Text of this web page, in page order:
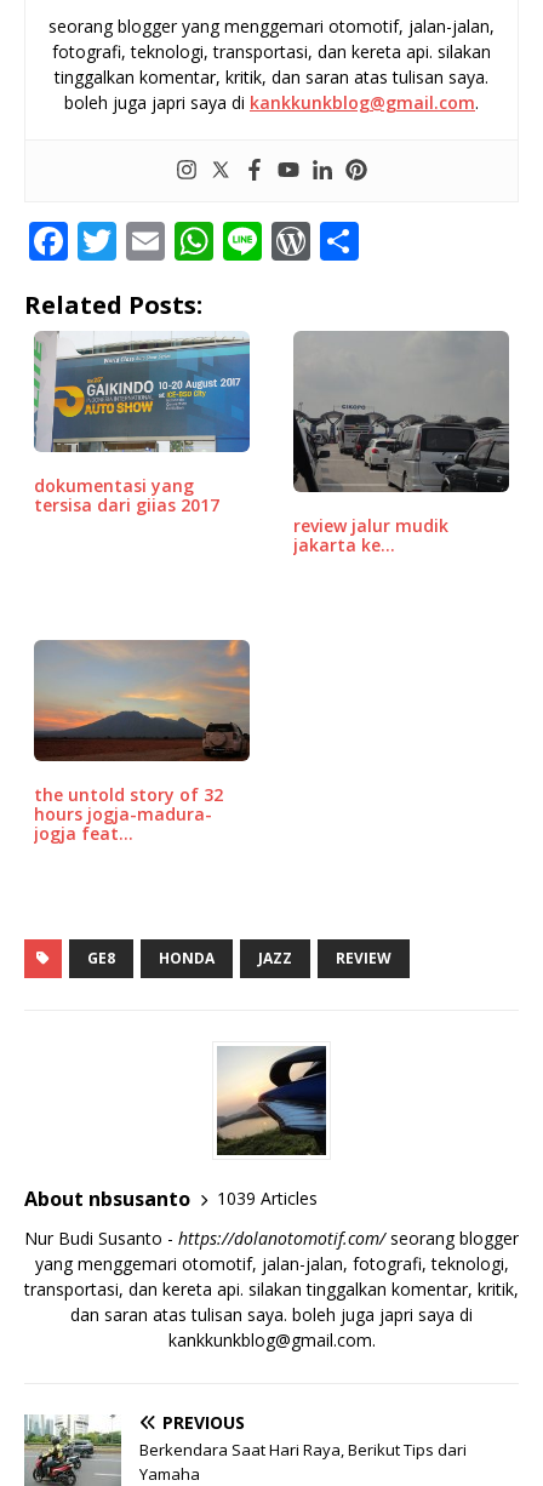
seorang blogger yang menggemari otomotif, jalan-jalan,
fotografi, teknologi, transportasi, dan kereta api. silakan
tinggalkan komentar, kritik, dan saran atas tulisan saya.
boleh juga japri saya di kankkunkblog@gmail.com.
F
c
e
b
o
o
k
T
it
te
r
E
ai
l
W
at
s
A
p
Li W
r
P
r
e
ss
ar
Related Posts:
dokumentasi yang
tersisa dari giias 2017
review jalur mudik
jakarta ke…
the untold story of 32
hours jogja-madura-
jogja feat…
GE8 HONDA JAZZ REVIEW
About nbsusanto
1039 Articles
Nur Budi Susanto - https://dolanotomotif.com/seorang blogger
yang menggemari otomotif, jalan-jalan, fotografi, teknologi,
transportasi, dan kereta api. silakan tinggalkan komentar, kritik,
dan saran atas tulisan saya. boleh juga japri saya di
kankkunkblog@gmail.com.
PREVIOUS
Berkendara Saat Hari Raya, Berikut Tips dari
Yamaha